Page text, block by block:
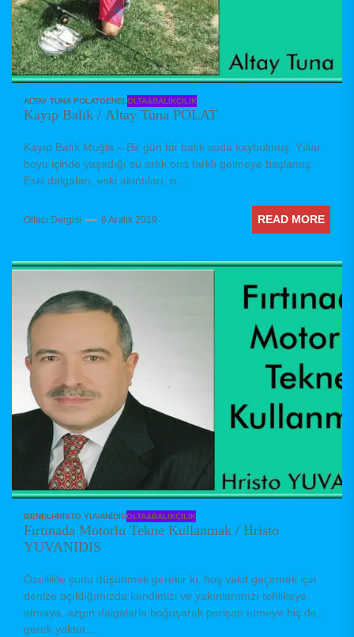
ALTAY TUNA POLATGENELOLTA&BALIKÇILIK
Kayıp Balık / Altay Tuna POLAT
Kayıp Balık Muğla – Bir gün bir balık suda kaybolmuş. Yıllar
boyu içinde yaşadığı su artık ona farklı gelmeye başlamış.
Eski dalgaları, eski akıntıları, o...
Oltacı Dergisi 8 Aralık 2019 READ MORE
GENELHRISTO YUVANIDISOLTA&BALIKÇILIK
Fırtınada Motorlu Tekne Kullanmak / Hristo
YUVANIDIS
Özellikle şunu düşünmek gerekir ki, hoş vakit geçirmek için
denize açıldığımızda kendimizi ve yakınlarımızı tehlikeye
atmaya, azgın dalgalarla boğuşarak perişan etmeye hiç de
gerek yoktur....